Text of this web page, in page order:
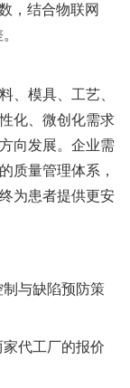
，结合物联网
、模具、工艺、
化、微创化需求
向发展。企业需
质量管理体系，
为患者提供更安
与缺陷预防策
代工厂的报价